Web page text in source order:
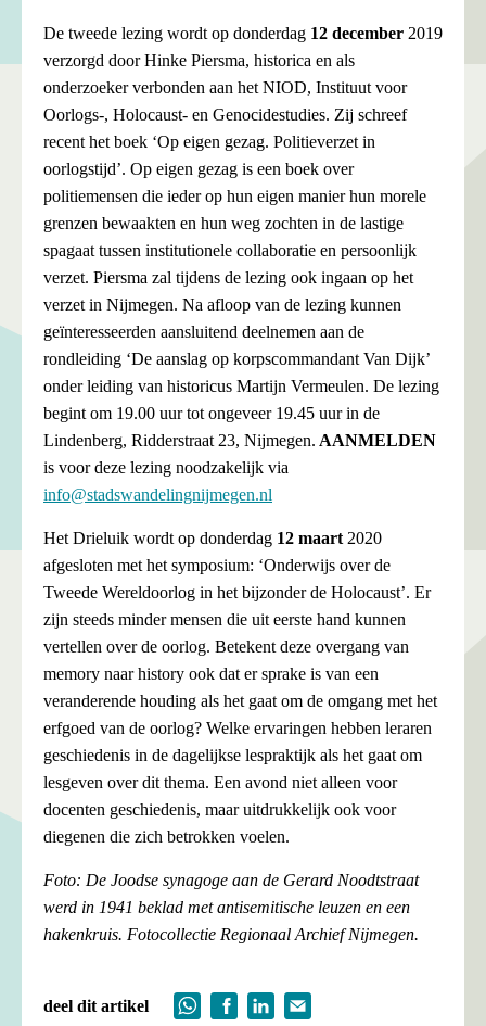
De tweede lezing wordt op donderdag 12 december 2019
verzorgd door Hinke Piersma, historica en als
onderzoeker verbonden aan het NIOD, Instituut voor
Oorlogs-, Holocaust- en Genocidestudies. Zij schreef
recent het boek ‘Op eigen gezag. Politieverzet in
oorlogstijd’. Op eigen gezag is een boek over
politiemensen die ieder op hun eigen manier hun morele
grenzen bewaakten en hun weg zochten in de lastige
spagaat tussen institutionele collaboratie en persoonlijk
verzet. Piersma zal tijdens de lezing ook ingaan op het
verzet in Nijmegen. Na afloop van de lezing kunnen
geïnteresseerden aansluitend deelnemen aan de
rondleiding ‘De aanslag op korpscommandant Van Dijk’
onder leiding van historicus Martijn Vermeulen. De lezing
begint om 19.00 uur tot ongeveer 19.45 uur in de
Lindenberg, Ridderstraat 23, Nijmegen. AANMELDEN
is voor deze lezing noodzakelijk via
info@stadswandelingnijmegen.nl
Het Drieluik wordt op donderdag 12 maart 2020
afgesloten met het symposium: ‘Onderwijs over de
Tweede Wereldoorlog in het bijzonder de Holocaust’. Er
zijn steeds minder mensen die uit eerste hand kunnen
vertellen over de oorlog. Betekent deze overgang van
memory naar history ook dat er sprake is van een
veranderende houding als het gaat om de omgang met het
erfgoed van de oorlog? Welke ervaringen hebben leraren
geschiedenis in de dagelijkse lespraktijk als het gaat om
lesgeven over dit thema. Een avond niet alleen voor
docenten geschiedenis, maar uitdrukkelijk ook voor
diegenen die zich betrokken voelen.
Foto: De Joodse synagoge aan de Gerard Noodtstraat
werd in 1941 beklad met antisemitische leuzen en een
hakenkruis. Fotocollectie Regionaal Archief Nijmegen.
deel dit artikel